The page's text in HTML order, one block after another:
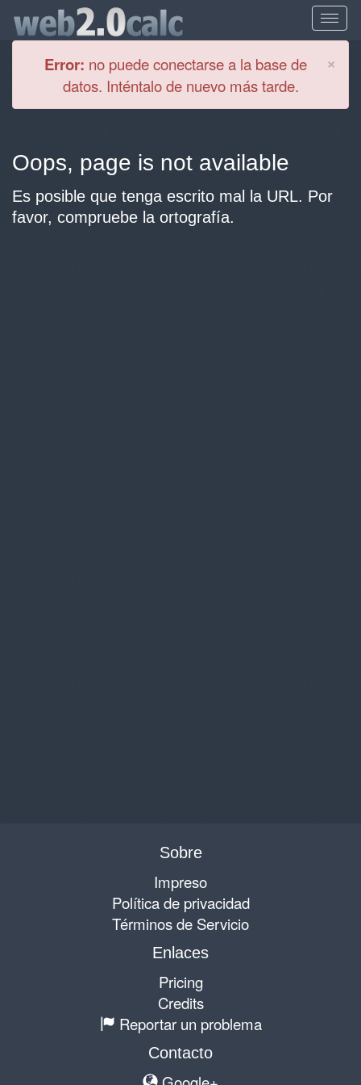
×
Error: no puede conectarse a la base de
datos. Inténtalo de nuevo más tarde.
Oops, page is not available
Es posible que tenga escrito mal la URL. Por
favor, compruebe la ortografía.
Sobre
Impreso
Política de privacidad
Términos de Servicio
Enlaces
Pricing
Credits
Reportar un problema
Contacto